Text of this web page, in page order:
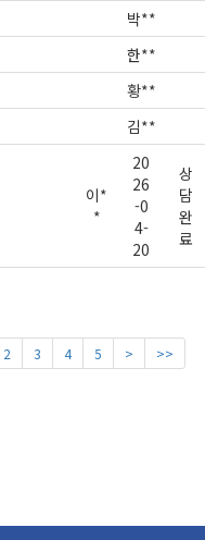
박**
한**
황**
김**
이*
*
20
26
-0
4-
20
상
담
완
료
2 3 4 5 > >>